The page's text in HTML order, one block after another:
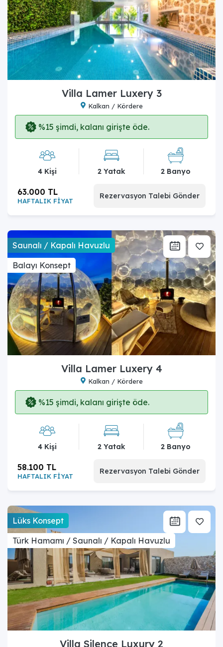
Villa Lamer Luxery 3
Kalkan / Kördere
%15 şimdi, kalanı girişte öde.
4 Kişi 2 Yatak 2 Banyo
HAFTALIK FİYAT
63.000 TL Rezervasyon Talebi Gönder
Saunalı / Kapalı Havuzlu
Balayı Konsept
Villa Lamer Luxery 4
Kalkan / Kördere
%15 şimdi, kalanı girişte öde.
4 Kişi 2 Yatak 2 Banyo
HAFTALIK FİYAT
58.100 TL Rezervasyon Talebi Gönder
Lüks Konsept
Türk Hamamı / Saunalı / Kapalı Havuzlu
Villa Silence Luxury 2